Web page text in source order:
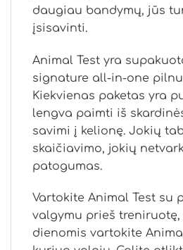
daugiau bandymų, jūs
įsisavinti.
Animal Test yra
signature all-in-one
Kiekvienas paketas yra
lengva paimti iš
savimi į kelionę. Jokių
skaičiavimo, jokių
patogumas.
Vartokite Animal Test su
valgymu prieš
dienomis vartokite